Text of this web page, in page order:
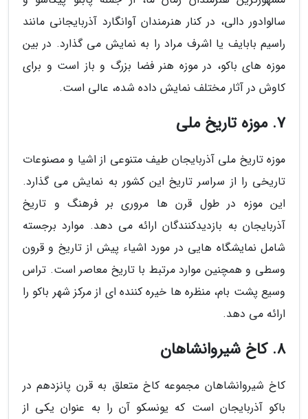
سالوادور دالی، در کنار هنرمندان آوانگارد آذربایجانی مانند
راسیم بابایف یا اشرف مراد را به نمایش می گذارد. در بین
موزه های باکو، در موزه هنر فضا بزرگ و باز است و برای
کاوش در آثار مختلف نمایش داده شده، عالی است.
7. موزه تاریخ ملی
موزه تاریخ ملی آذربایجان طیف متنوعی از اشیا و مصنوعات
تاریخی را از سراسر تاریخ این کشور به نمایش می گذارد.
این موزه در طول قرن ها مروری بر فرهنگ و تاریخ
آذربایجان به بازدیدکنندگان ارائه می دهد. موارد برجسته
شامل نمایشگاه هایی در مورد اشیاء پیش از تاریخ و قرون
وسطی و همچنین موارد مرتبط با تاریخ معاصر است. تراس
وسیع پشت بام، منظره ها خیره کننده ای از مرکز شهر باکو را
ارائه می دهد.
8. کاخ شیروانشاهان
کاخ شیروانشاهان مجموعه کاخ متعلق به قرن پانزدهم در
باکو آذربایجان است که یونسکو آن را به عنوان یکی از